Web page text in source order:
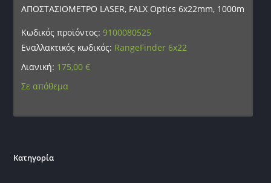
ΑΠΟΣΤΑΣΙΟΜΕΤΡΟ LASER, FALX Optics 6x22mm, 1000m
Κωδικός προϊόντος:9100080525
Εναλλακτικός κωδικός: RangeFinder 6x22
Λιανική: 175,00€
Σε απόθεμα
Κατηγορία